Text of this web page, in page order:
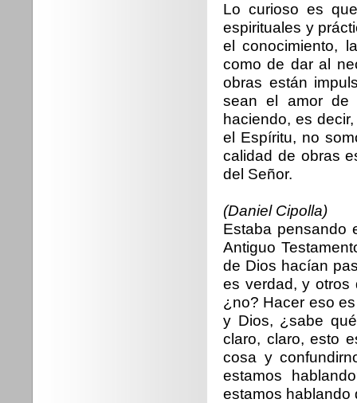
Lo curioso es
espirituales y
el conocimiento,
como de dar al
obras están
sean el amor de
haciendo, es
el Espíritu, no
calidad de obras
del Señor.
(Daniel Cipolla)
Estaba pensando
Antiguo
de Dios hacían
es verdad, y otros
¿no? Hacer eso
y Dios, ¿sabe
claro, claro, esto
cosa y
estamos
estamos hablando